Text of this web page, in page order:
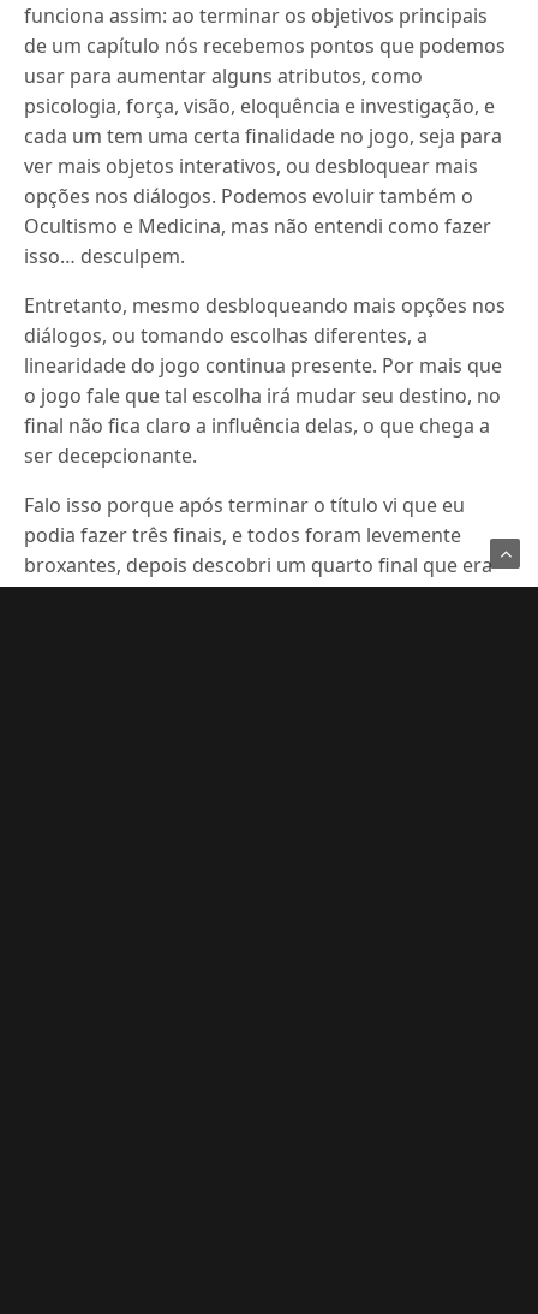
funciona assim: ao terminar os objetivos principais
de um capítulo nós recebemos pontos que podemos
usar para aumentar alguns atributos, como
psicologia, força, visão, eloquência e investigação, e
cada um tem uma certa finalidade no jogo, seja para
ver mais objetos interativos, ou desbloquear mais
opções nos diálogos. Podemos evoluir também o
Ocultismo e Medicina, mas não entendi como fazer
isso… desculpem.
Entretanto, mesmo desbloqueando mais opções nos
diálogos, ou tomando escolhas diferentes, a
linearidade do jogo continua presente. Por mais que
o jogo fale que tal escolha irá mudar seu destino, no
final não fica claro a influência delas, o que chega a
ser decepcionante.
Falo isso porque após terminar o título vi que eu
podia fazer três finais, e todos foram levemente
broxantes, depois descobri um quarto final que era
ainda pior. São ruins pois somos apresentados a